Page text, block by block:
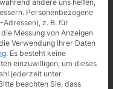
Die Wände des
stabilisiert werden,
der Außenfassade
Firma ERKA
bei Aachen.
andere uns helfen,
Personenbezogene
z. B. für
Messung von Anzeigen
Verwendung Ihrer Daten
. Es besteht keine
einzuwilligen, um dieses
jederzeit unter
beachten Sie, dass